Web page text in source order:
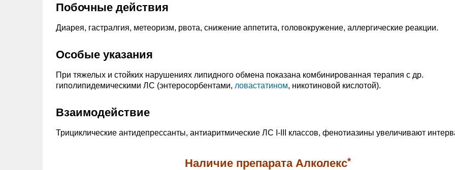
Побочные действия
Диарея, гастралгия, метеоризм, рвота, снижение аппетита, головокружение, аллергические реакции.
Особые указания
При тяжелых и стойких нарушениях липидного обмена показана комбинированная терапия с др.
гиполипидемическими ЛС (энтеросорбентами, ловастатином, никотиновой кислотой).
Взаимодействие
Трициклические антидепрессанты, антиаритмические ЛС I-III классов, фенотиазины увеличивают
Наличие препарата Алколекс*